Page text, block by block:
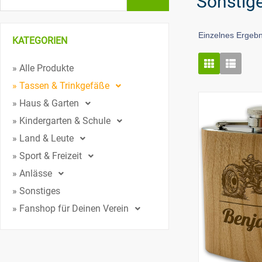
KATEGORIEN
» Alle Produkte
» Tassen & Trinkgefäße
» Haus & Garten
» Kindergarten & Schule
» Land & Leute
» Sport & Freizeit
» Anlässe
» Sonstiges
» Fanshop für Deinen Verein
Einzelnes